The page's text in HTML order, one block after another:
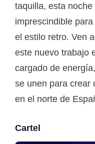
taquilla, esta
imprescindible
el estilo retro. Ven
este nuevo trabajo
cargado de
se unen para crear
en el norte de
Cartel